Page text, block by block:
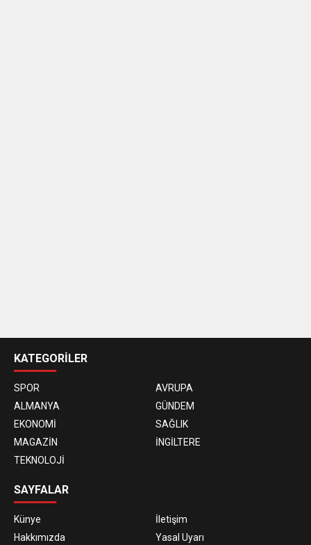
siteleri
KATEGORİLER
SPOR
AVRUPA
ALMANYA
GÜNDEM
EKONOMİ
SAĞLIK
MAGAZİN
İNGİLTERE
TEKNOLOJİ
SAYFALAR
Künye
İletişim
Hakkımızda
Yasal Uyarı